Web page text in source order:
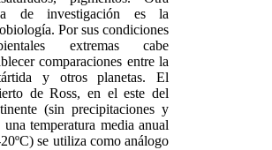
de investigación es la
Por sus condiciones
extremas cabe
comparaciones entre la
y otros planetas. El
de Ross, en el este del
(sin precipitaciones y
una temperatura media anual
se utiliza como análogo